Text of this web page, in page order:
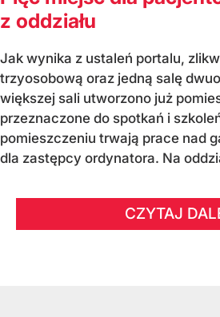
z oddziału
Jak wynika z ustaleń portalu,
trzyosobową oraz jedną salę
większej sali utworzono już
przeznaczone do spotkań i
pomieszczeniu trwają prace nad
dla zastępcy ordynatora. Na
CZYTAJ